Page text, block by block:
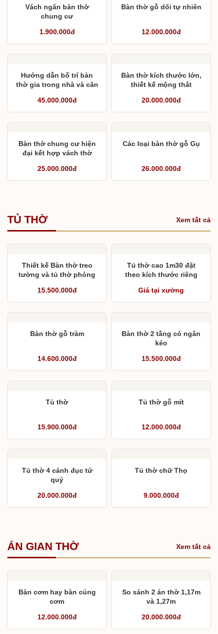
Vách ngăn bàn thờ
chung cư
1.900.000đ
Bàn thờ gỗ dổi tự nhiên
12.000.000đ
Hướng dẫn bố trí bàn
thờ gia trong nhà và căn
45.000.000đ
Bàn thờ kích thước lớn,
thiết kế mộng thắt
20.000.000đ
Bàn thờ chung cư hiện
đại kết hợp vách thờ
25.000.000đ
Các loại bàn thờ gỗ Gụ
26.000.000đ
TỦ THỜ Xem tất cả
Thiết kế Bàn thờ treo
tường và tủ thờ phòng
15.500.000đ
Tủ thờ cao 1m30 đặt
theo kích thước riêng
Giá tại xưởng
Bàn thờ gỗ tràm
14.600.000đ
Bàn thờ 2 tầng có ngăn
kéo
15.500.000đ
Tủ thờ
15.900.000đ
Tủ thờ gỗ mít
12.000.000đ
Tủ thờ 4 cánh đục tứ
quý
20.000.000đ
Tủ thờ chữ Thọ
9.000.000đ
ÁN GIAN THỜ Xem tất cả
Bàn cơm hay bàn cúng
cơm
12.000.000đ
So sánh 2 án thờ 1,17m
và 1,27m
20.000.000đ